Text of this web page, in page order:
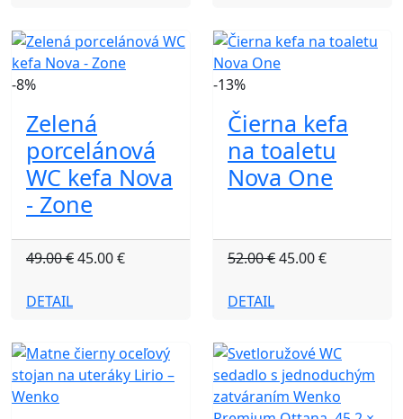
-8%
Zelená
porcelánová
WC kefa Nova
- Zone
49.00 €45.00 €
DETAIL
-13%
Čierna kefa
na toaletu
Nova One
52.00 €45.00 €
DETAIL